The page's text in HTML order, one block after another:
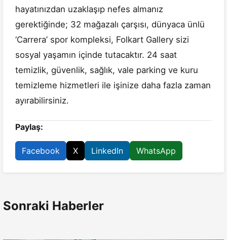
hayatınızdan uzaklaşıp nefes almanız
gerektiğinde; 32 mağazalı çarşısı, dünyaca ünlü
‘Carrera’ spor kompleksi, Folkart Gallery sizi
sosyal yaşamın içinde tutacaktır. 24 saat
temizlik, güvenlik, sağlık, vale parking ve kuru
temizleme hizmetleri ile işinize daha fazla zaman
ayırabilirsiniz.
Paylaş:
Facebook X LinkedIn WhatsApp
Sonraki Haberler